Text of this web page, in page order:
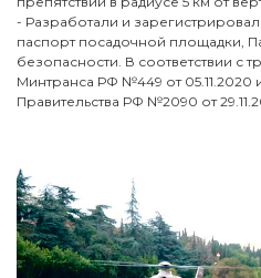
- Разработали и
паспорт посадочной площадки,
безопасности. В соответствии с
Минтранса РФ №449 от 05.11.2020
Правительства РФ №2090 от